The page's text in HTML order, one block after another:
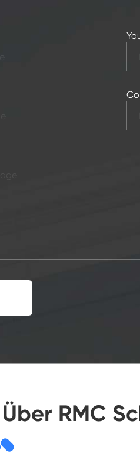
RMC